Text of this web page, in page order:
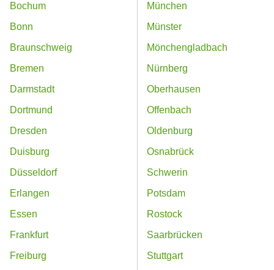
Bochum
Bonn
Braunschweig
Bremen
Darmstadt
Dortmund
Dresden
Duisburg
Düsseldorf
Erlangen
Essen
Frankfurt
Freiburg
München
Münster
Mönchengladbach
Nürnberg
Oberhausen
Offenbach
Oldenburg
Osnabrück
Schwerin
Potsdam
Rostock
Saarbrücken
Stuttgart